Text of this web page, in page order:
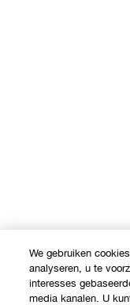
Shop
We gebruiken
analyseren, u te
interesses
media kanalen. U